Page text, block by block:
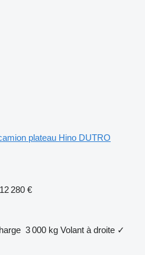
plateau Hino DUTRO
280 €
3 000 kg Volant à droite ✓